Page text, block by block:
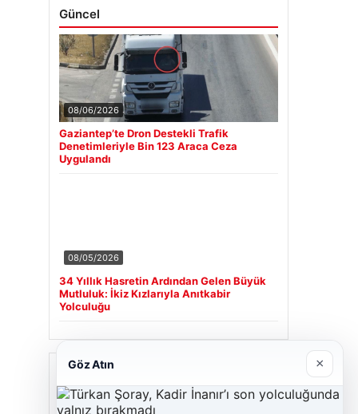
Güncel
08/06/2026
Gaziantep’te Dron Destekli Trafik
Denetimleriyle Bin 123 Araca Ceza
Uygulandı
08/05/2026
34 Yıllık Hasretin Ardından Gelen Büyük
Mutluluk: İkiz Kızlarıyla Anıtkabir
Yolculuğu
Son Eklenen Firmalar
Göz Atın ×